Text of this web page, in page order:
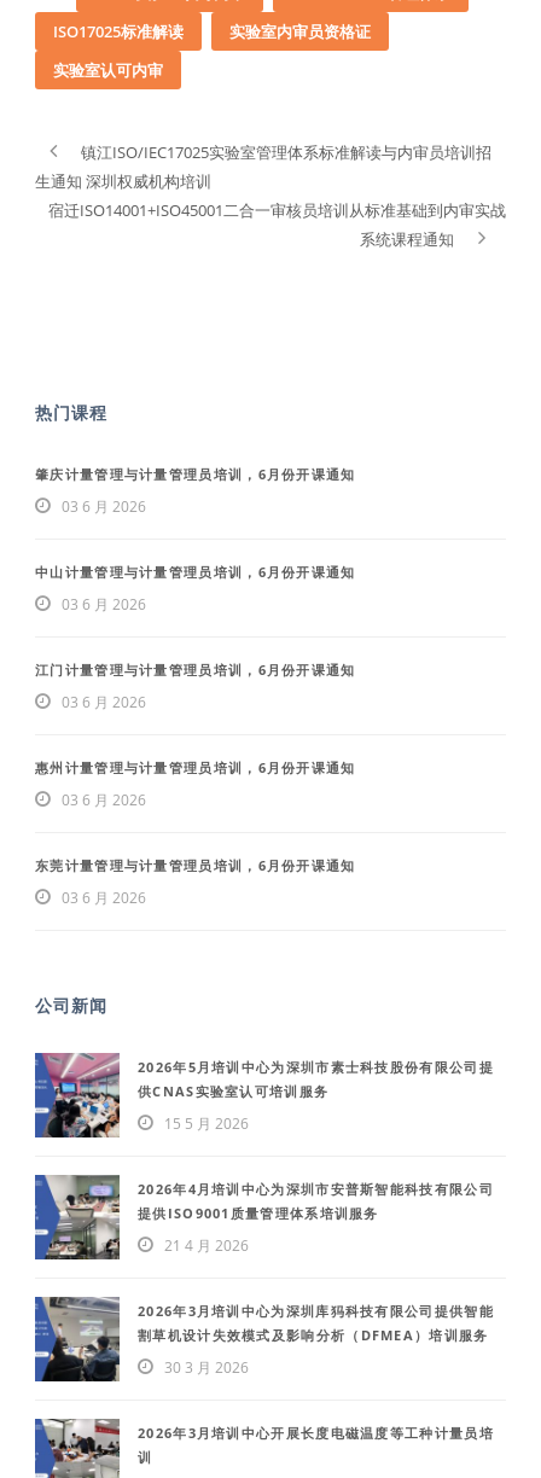
ISO17025标准解读
实验室内审员资格证
实验室认可内审
镇江ISO/IEC17025实验室管理体系标准解读与内审员培训招
生通知 深圳权威机构培训
宿迁ISO14001+ISO45001二合一审核员培训从标准基础到内审实战
系统课程通知
热门课程
肇庆计量管理与计量管理员培训，6月份开课通知
03 6 月 2026
中山计量管理与计量管理员培训，6月份开课通知
03 6 月 2026
江门计量管理与计量管理员培训，6月份开课通知
03 6 月 2026
惠州计量管理与计量管理员培训，6月份开课通知
03 6 月 2026
东莞计量管理与计量管理员培训，6月份开课通知
03 6 月 2026
公司新闻
2026年5月培训中心为深圳市素士科技股份有限公司提
供CNAS实验室认可培训服务
15 5 月 2026
2026年4月培训中心为深圳市安普斯智能科技有限公司
提供ISO9001质量管理体系培训服务
21 4 月 2026
2026年3月培训中心为深圳库犸科技有限公司提供智能
割草机设计失效模式及影响分析（DFMEA）培训服务
30 3 月 2026
2026年3月培训中心开展长度电磁温度等工种计量员培
训